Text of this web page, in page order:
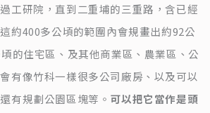
工研院，直到二重埔的三重路，含已經
約400多公頃的範圍內會規畫出約92公
的住宅區、及其他商業區、農業區、公
有像竹科一樣很多公司廠房、以及可以
有規劃公園區塊等。 可以把它當作是頭